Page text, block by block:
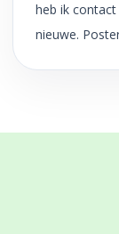
heb ik contact
nieuwe.